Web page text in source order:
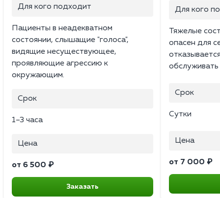
Для кого подходит
Пациенты в неадекватном
состоянии, слышащие "голоса",
видящие несуществующее,
проявляющие агрессию к
окружающим.
Срок
1–3 часа
Цена
от 6 500 ₽
Заказать
Для кого
Тяжелые
опасен для
Срок
Сутки
Цена
от 7 000 ₽